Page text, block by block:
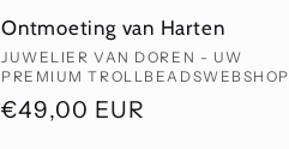
Ontmoeting van Harten
Verkoper:
JUWELIER VAN DOREN - UW
PREMIUM TROLLBEADSWEBSHOP
Normale
€49,00 EUR